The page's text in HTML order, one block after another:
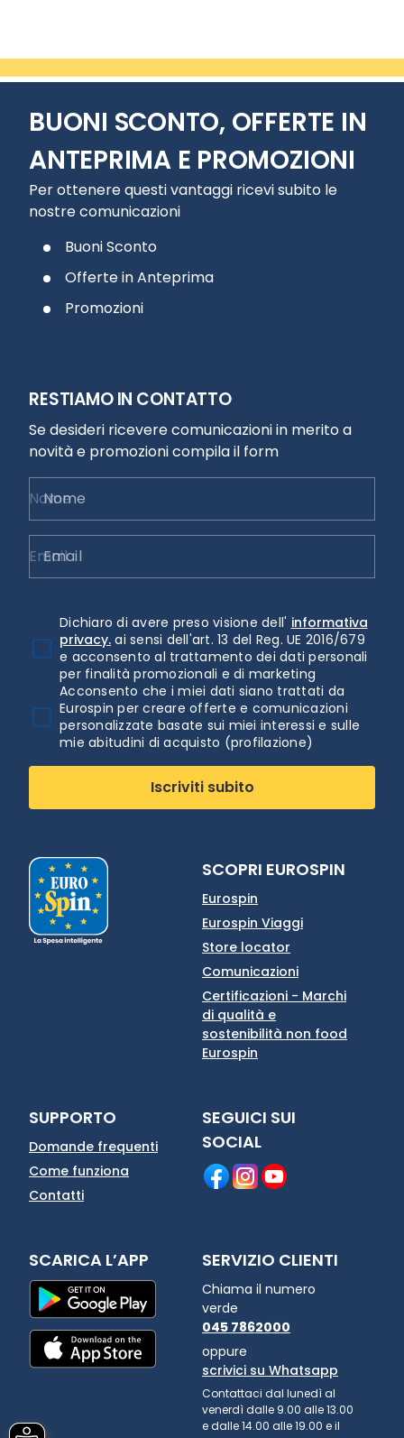
BUONI SCONTO, OFFERTE IN
ANTEPRIMA E PROMOZIONI
Per ottenere questi vantaggi ricevi subito le
nostre comunicazioni
Buoni Sconto
Offerte in Anteprima
Promozioni
RESTIAMO IN CONTATTO
Se desideri ricevere comunicazioni in merito a
novità e promozioni compila il form
Nome
Email
Dichiaro di avere preso visione dell' informativa
privacy. ai sensi dell'art. 13 del Reg. UE 2016/679
e acconsento al trattamento dei dati personali
per finalità promozionali e di marketing
Acconsento che i miei dati siano trattati da
Eurospin per creare offerte e comunicazioni
personalizzate basate sui miei interessi e sulle
mie abitudini di acquisto (profilazione)
Iscriviti subito
SCOPRI EUROSPIN
Eurospin
Eurospin Viaggi
Store locator
Comunicazioni
Certificazioni - Marchi
di qualità e
sostenibilità non food
Eurospin
SUPPORTO
Domande frequenti
Come funziona
Contatti
SEGUICI SUI
SOCIAL
SCARICA L’APP SERVIZIO CLIENTI
Chiama il numero
verde
045 7862000
oppure
scrivici su Whatsapp
Contattaci dal lunedì al
venerdì dalle 9.00 alle 13.00
e dalle 14.00 alle 19.00 e il